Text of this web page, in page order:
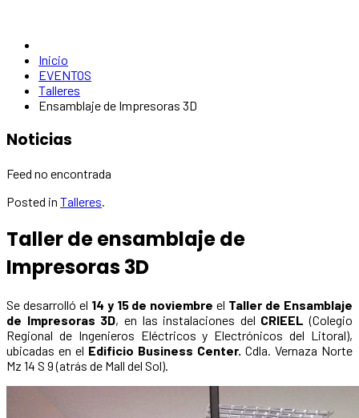
Inicio
EVENTOS
Talleres
Ensamblaje de Impresoras 3D
Noticias
Feed no encontrada
Posted in Talleres.
Taller de ensamblaje de
Impresoras 3D
Se desarrolló el 14 y 15 de noviembre el Taller de Ensamblaje
de Impresoras 3D, en las instalaciones del CRIEEL (Colegio
Regional de Ingenieros Eléctricos y Electrónicos del Litoral),
ubicadas en el Edificio Business Center. Cdla. Vernaza Norte
Mz 14 S 9 (atrás de Mall del Sol).